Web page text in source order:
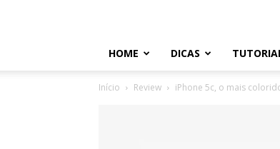
HOME DICAS
Início Review iPhone 5c, o mais